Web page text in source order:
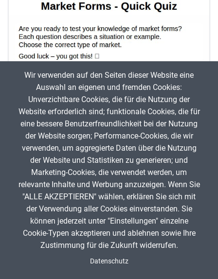
Sprachen
Geistes- & Sozialwissenschaften
Musische Fächer & Sport
Sonstiges
Schulstufe
Typ
Featured Apps
Market Forms (question set)
NicoleB
ANZEIGE
Spenden
Impressum
Wir verwenden auf den Seiten dieser Website eine
Auswahl an eigenen und fremden Cookies:
Unverzichtbare Cookies, die für die Nutzung der
Website erforderlich sind; funktionale Cookies, die für
eine bessere Benutzerfreundlichkeit bei der Nutzung
der Website sorgen; Performance-Cookies, die wir
verwenden, um aggregierte Daten über die Nutzung
der Website und Statistiken zu generieren; und
Marketing-Cookies, die verwendet werden, um
relevante Inhalte und Werbung anzuzeigen. Wenn Sie
"ALLE AKZEPTIEREN" wählen, erklären Sie sich mit
der Verwendung aller Cookies einverstanden. Sie
können jederzeit unter "Einstellungen" einzelne
Cookie-Typen akzeptieren und ablehnen sowie Ihre
Zustimmung für die Zukunft widerrufen.
Datenschutz